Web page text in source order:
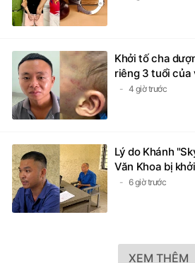
Khởi tố cha
riêng 3 tuổi của
4 giờ trước
Lý do Khánh
Văn Khoa bị
6 giờ trước
XEM THÊM